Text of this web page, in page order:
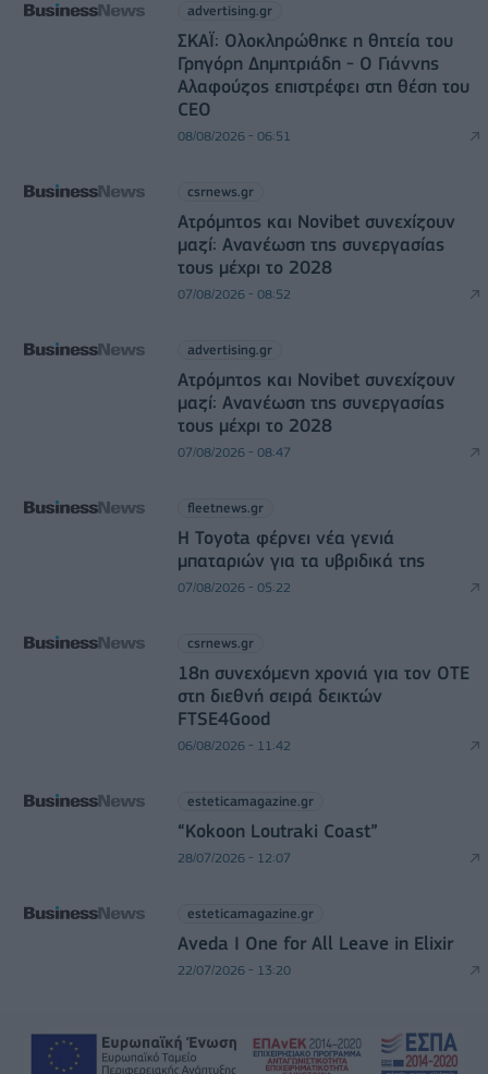
advertising.gr
ΣΚΑΪ: Ολοκληρώθηκε η θητεία του
Γρηγόρη Δημητριάδη - Ο Γιάννης
Αλαφούζος επιστρέφει στη θέση του
CEO
08/08/2026 - 06:51
csrnews.gr
Ατρόμητος και Novibet συνεχίζουν
μαζί: Ανανέωση της συνεργασίας
τους μέχρι το 2028
07/08/2026 - 08:52
advertising.gr
Ατρόμητος και Novibet συνεχίζουν
μαζί: Ανανέωση της συνεργασίας
τους μέχρι το 2028
07/08/2026 - 08:47
fleetnews.gr
Η Toyota φέρνει νέα γενιά
μπαταριών για τα υβριδικά της
07/08/2026 - 05:22
csrnews.gr
18η συνεχόμενη χρονιά για τον ΟΤΕ
στη διεθνή σειρά δεικτών
FTSE4Good
06/08/2026 - 11:42
esteticamagazine.gr
“Kokoon Loutraki Coast”
28/07/2026 - 12:07
esteticamagazine.gr
Aveda I One for All Leave in Elixir
22/07/2026 - 13:20